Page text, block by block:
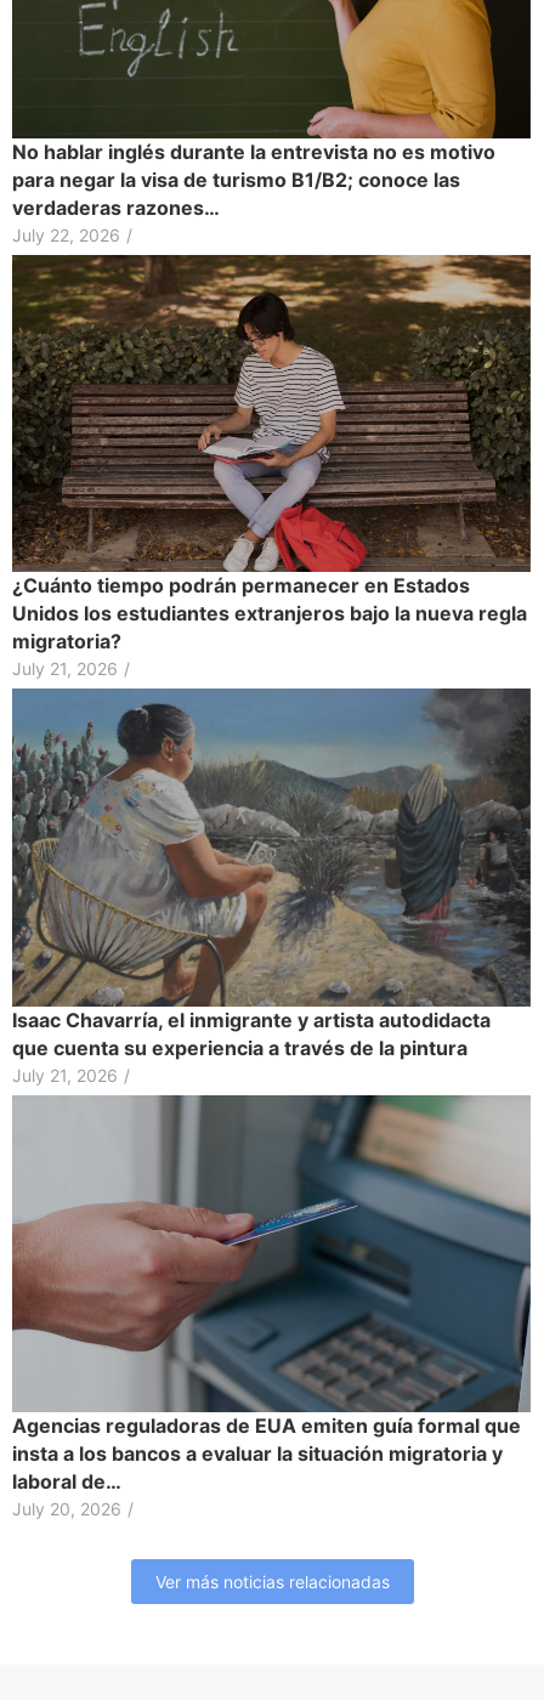
No hablar inglés durante la entrevista no es motivo
para negar la visa de turismo B1/B2; conoce las
verdaderas razones…
July 22, 2026 /
¿Cuánto tiempo podrán permanecer en Estados
Unidos los estudiantes extranjeros bajo la nueva regla
migratoria?
July 21, 2026 /
Isaac Chavarría, el inmigrante y artista autodidacta
que cuenta su experiencia a través de la pintura
July 21, 2026 /
Agencias reguladoras de EUA emiten guía formal que
insta a los bancos a evaluar la situación migratoria y
laboral de…
July 20, 2026 /
Ver más noticias relacionadas